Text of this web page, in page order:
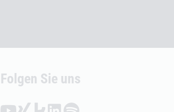
Folgen Sie uns
Folgen auf YouTube (Öffnet externen Link)
Folgen auf Xing (Öffnet externen Link)
Folgen auf Kununu (Öffnet externen
Folgen auf LinkedIn (Öffnet
Folgen auf Spotify (Öffnet